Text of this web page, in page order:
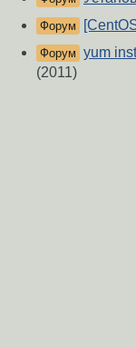
Форум
Форум yum
(2011)